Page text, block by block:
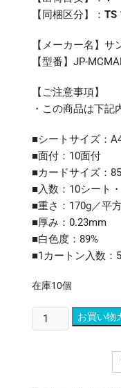
【同梱区分】： TS
【メーカー名】サ
【型番】JP-
【ご注意事項】
・この商品は下記
■シートサイズ：
■面付：10面付
■カードサイズ：
■入数：10シート
■重さ：170g／平
■厚み：0.23mm
■白色度：89%
■1カートン入数：
在庫10個
（ま
と
お買い物